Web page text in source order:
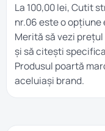
La 100,00 lei, Cutit
nr.06 este o
Merită să vezi
și să citești
Produsul poartă
aceluiași brand.